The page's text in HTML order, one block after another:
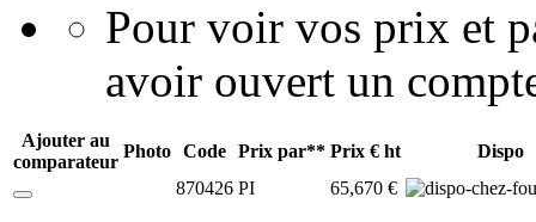
Pour voir vos prix et
avoir ouvert un
Ajouter au
comparateur
Photo Code Prix par** Prix € ht
Dispo
870426 PI 65,670 €